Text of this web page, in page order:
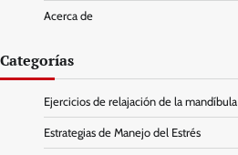
Acerca de
Categorías
Ejercicios de relajación de la mandíbula
Estrategias de Manejo del Estrés